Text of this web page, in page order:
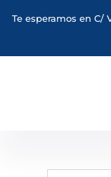
Te esperamos en C/